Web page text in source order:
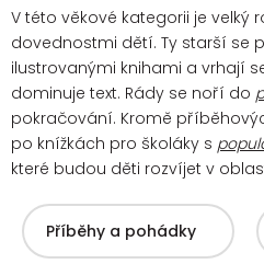
V této věkové kategorii je velký
dovednostmi dětí. Ty starší se
ilustrovanými knihami a vrhají
dominuje text. Rády se noří do
pokračování. Kromě
po knížkách pro školáky s
které budou děti rozvíjet v
Příběhy a pohádky